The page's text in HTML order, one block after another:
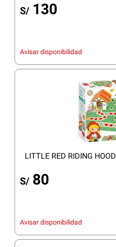
S/ 130
Avisar disponibilidad
LITTLE RED RIDING HOOD
S/ 80
Avisar disponibilidad